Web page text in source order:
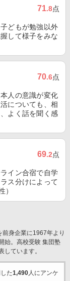
71.8点
どもが勉強以外
して様子をみな
70.6点
人の意識が変化
についても、相
よく話を聞く感
69.2点
イン合宿で自学
ス分けによって
）
身企業に1967年より
始。高校受験 集団塾
ています。
た1,490人にアンケ